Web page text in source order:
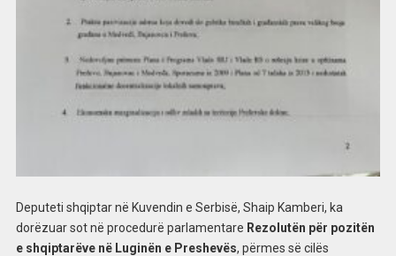
Deputeti shqiptar në Kuvendin e Serbisë, Shaip Kamberi, ka
dorëzuar sot në procedurë parlamentare Rezolutën për pozitën
e shqiptarëve në Luginën e Preshevës, përmes së cilës